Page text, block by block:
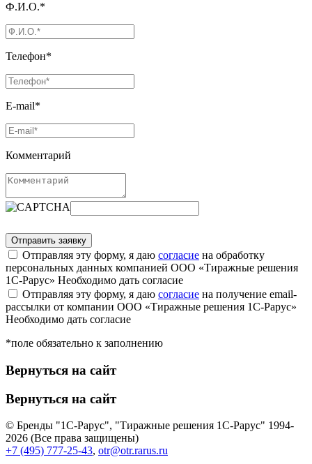
Ф.И.О.*
Телефон*
E-mail*
Комментарий
Отправляя эту форму, я даю согласие на обработку
персональных данных компанией ООО «Тиражные решения
1С-Рарус» Необходимо дать согласие
Отправляя эту форму, я даю согласие на получение email-
рассылки от компании ООО «Тиражные решения 1С-Рарус»
Необходимо дать согласие
*поле обязательно к заполнению
Вернуться на сайт
Вернуться на сайт
© Бренды "1С-Рарус", "Тиражные решения 1С-Рарус" 1994-
2026 (Все права защищены)
+7 (495) 777-25-43, otr@otr.rarus.ru